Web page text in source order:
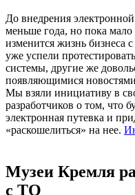
До внедрения электронной
меньше года, но пока мало
изменится жизнь бизнеса
уже успели
системы, другие же
появляющимися
Мы взяли инициативу в
разработчиков о том, что
электронная путевка и
«раскошелиться» на нее.
Музеи Кремля
с ТО